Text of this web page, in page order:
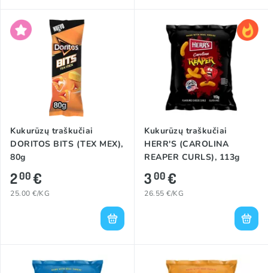
Kukurūzų traškučiai
DORITOS BITS (TEX MEX),
80g
200€
25.00 €/KG
Kukurūzų traškučiai
HERR'S (CAROLINA
REAPER CURLS), 113g
300€
26.55 €/KG